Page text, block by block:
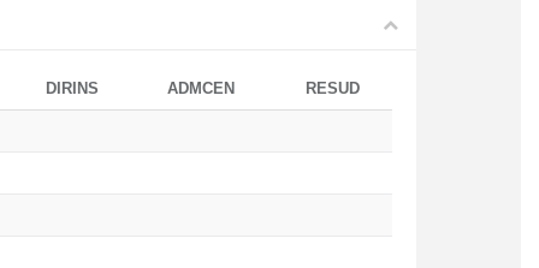
DIRINS ADMCEN RESUD